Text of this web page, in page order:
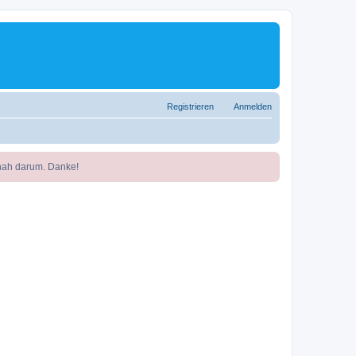
Anmelden
Registrieren
darum. Danke!